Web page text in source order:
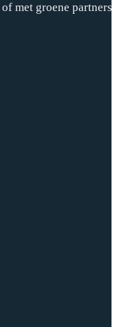
met groene partners